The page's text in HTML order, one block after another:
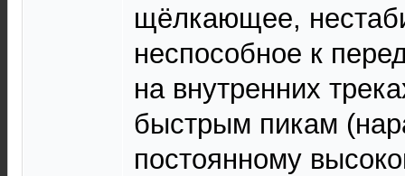
щёлкающее,
неспособное к
на внутренних
быстрым пикам
постоянному